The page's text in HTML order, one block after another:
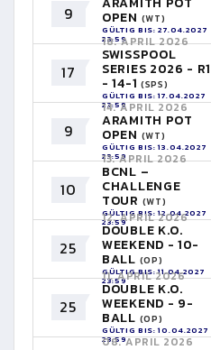
9 OPEN (WT)
GÜLTIG BIS: 27.04.2027
23:59
17
18. APRIL 2026
SWISSPOOL
SERIES 2026 - R1
- 14-1 (SPS)
GÜLTIG BIS: 17.04.2027
23:59
9
14. APRIL 2026
ARAMITH POT
OPEN (WT)
GÜLTIG BIS: 13.04.2027
23:59
10
13. APRIL 2026
BCNL –
CHALLENGE
TOUR (WT)
GÜLTIG BIS: 12.04.2027
23:59
25
12. APRIL 2026
DOUBLE K.O.
WEEKEND - 10-
BALL (OP)
GÜLTIG BIS: 11.04.2027
23:59
25
11. APRIL 2026
DOUBLE K.O.
WEEKEND - 9-
BALL (OP)
GÜLTIG BIS: 10.04.2027
23:59
08. APRIL 2026